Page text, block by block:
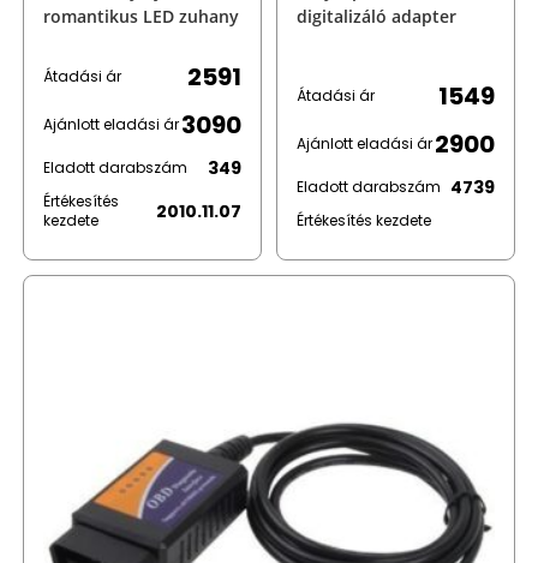
romantikus LED zuhany
Átadási ár 2591
Ajánlott eladási ár3090
Eladott darabszám 349
Értékesítés
kezdete
2010.11.07
digitalizáló adapter
Átadási ár 1549
Ajánlott eladási ár2900
Eladott darabszám 4739
Értékesítés kezdete